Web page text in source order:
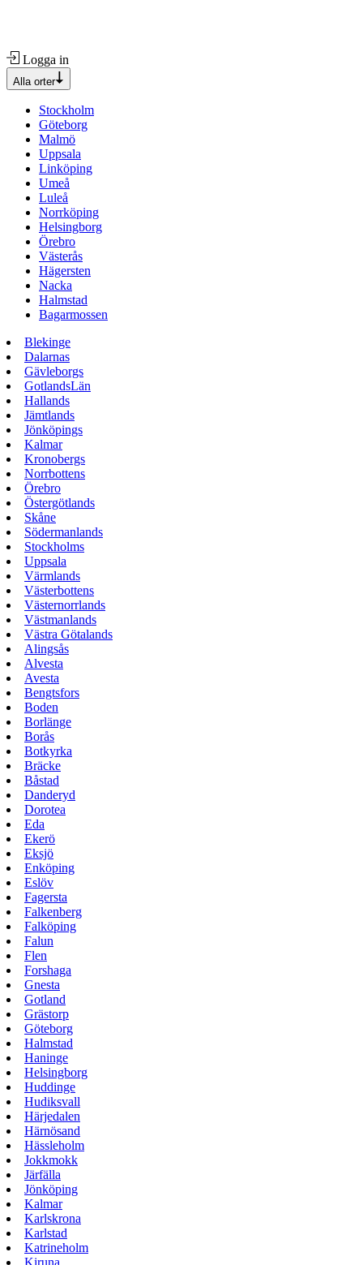
Logga in
Alla orter
Stockholm
Göteborg
Malmö
Uppsala
Linköping
Umeå
Luleå
Norrköping
Helsingborg
Örebro
Västerås
Hägersten
Nacka
Halmstad
Bagarmossen
Blekinge
Dalarnas
Gävleborgs
GotlandsLän
Hallands
Jämtlands
Jönköpings
Kalmar
Kronobergs
Norrbottens
Örebro
Östergötlands
Skåne
Södermanlands
Stockholms
Uppsala
Värmlands
Västerbottens
Västernorrlands
Västmanlands
Västra Götalands
Alingsås
Alvesta
Avesta
Bengtsfors
Boden
Borlänge
Borås
Botkyrka
Bräcke
Båstad
Danderyd
Dorotea
Eda
Ekerö
Eksjö
Enköping
Eslöv
Fagersta
Falkenberg
Falköping
Falun
Flen
Forshaga
Gnesta
Gotland
Grästorp
Göteborg
Halmstad
Haninge
Helsingborg
Huddinge
Hudiksvall
Härjedalen
Härnösand
Hässleholm
Jokkmokk
Järfälla
Jönköping
Kalmar
Karlskrona
Karlstad
Katrineholm
Kiruna